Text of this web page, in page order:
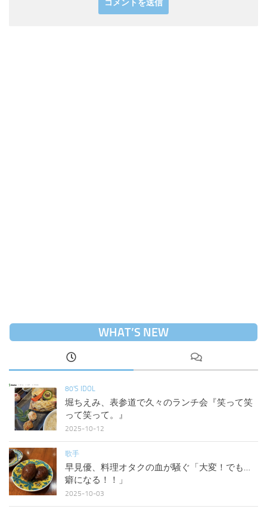
WHAT’S NEW
80'S IDOL
堀ちえみ、表参道で久々のランチ会『笑って笑
って笑って。』
2025-10-12
歌手
早見優、料理オタクの血が騒ぐ「大変！でも…
癖になる！！」
2025-10-03